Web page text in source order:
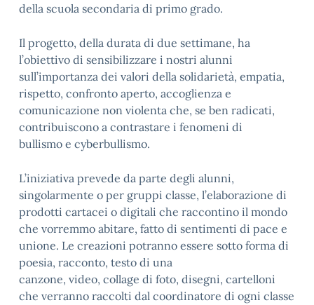
della scuola secondaria di primo grado.
Il progetto, della durata di due settimane, ha
l’obiettivo di sensibilizzare i nostri alunni
sull’importanza dei valori della solidarietà, empatia,
rispetto, confronto aperto, accoglienza e
comunicazione non violenta che, se ben radicati,
contribuiscono a contrastare i fenomeni di
bullismo e cyberbullismo.
L’iniziativa prevede da parte degli alunni,
singolarmente o per gruppi classe, l’elaborazione di
prodotti cartacei o digitali che raccontino il mondo
che vorremmo abitare, fatto di sentimenti di pace e
unione. Le creazioni potranno essere sotto forma di
poesia, racconto, testo di una
canzone, video, collage di foto, disegni, cartelloni
che verranno raccolti dal coordinatore di ogni classe